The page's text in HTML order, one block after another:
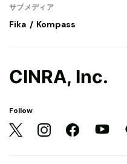
サブメディア
Fika Kompass
CINRA, Inc.
Follow